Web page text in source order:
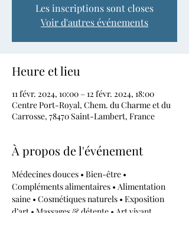
Les inscriptions sont closes
Voir d'autres événements
Heure et lieu
11 févr. 2024, 10:00 – 12 févr. 2024, 18:00
Centre Port-Royal, Chem. du Charme et du
Carrosse, 78470 Saint-Lambert, France
À propos de l'événement
Médecines douces • Bien-être •
Compléments alimentaires • Alimentation
saine • Cosmétiques naturels • Exposition
d’art • Massages & détente • Art vivant